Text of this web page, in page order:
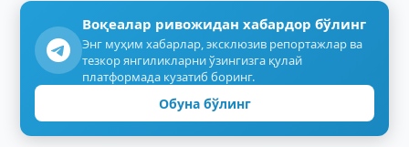
Воқеалар ривожидан хабардор бўлинг
Энг муҳим хабарлар, эксклюзив репортажлар ва
тезкор янгиликларни ўзингизга қулай
платформада кузатиб боринг.
Обуна бўлинг